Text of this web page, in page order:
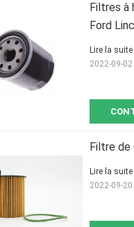
Filtres à
Ford
Lire la suite
2022-09-
Filtre de
Lire la suite
2022-09-